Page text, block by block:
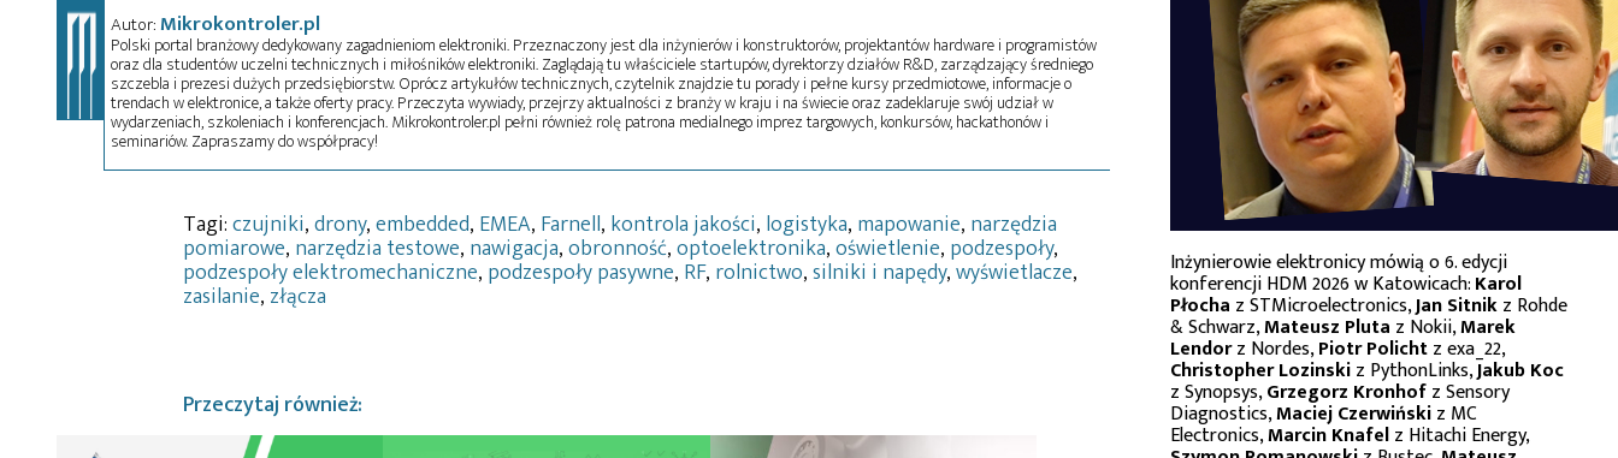
Autor:Mikrokontroler.pl
Polski portal branżowy dedykowany zagadnieniom elektroniki. Przeznaczony jest dla inżynierów i konstruktorów, projektantów hardware i programistów
oraz dla studentów uczelni technicznych i miłośników elektroniki. Zaglądają tu właściciele startupów, dyrektorzy działów R&D, zarządzający średniego
szczebla i prezesi dużych przedsiębiorstw. Oprócz artykułów technicznych, czytelnik znajdzie tu porady i pełne kursy przedmiotowe, informacje o
trendach w elektronice, a także oferty pracy. Przeczyta wywiady, przejrzy aktualności z branży w kraju i na świecie oraz zadeklaruje swój udział w
wydarzeniach, szkoleniach i konferencjach. Mikrokontroler.pl pełni również rolę patrona medialnego imprez targowych, konkursów, hackathonów i
seminariów. Zapraszamy do współpracy!
Tagi:czujniki,drony,embedded, EMEA, Farnell, kontrola jakości, logistyka, mapowanie, narzędzia
pomiarowe, narzędzia testowe, nawigacja,obronność,optoelektronika,oświetlenie, podzespoły,
podzespoły elektromechaniczne, podzespoły pasywne, RF, rolnictwo,silniki i napędy,wyświetlacze,
zasilanie, złącza
Przeczytaj również:
Inżynierowie elektronicy mówią o 6. edycji
konferencji HDM 2026 w Katowicach:Karol
Płocha z STMicroelectronics,Jan Sitnikz Rohde
& Schwarz,Mateusz Pluta z Nokii,Marek
Lendorz Nordes,Piotr Polichtz exa_22,
Christopher Lozinskiz PythonLinks,Jakub Koc
z Synopsys,Grzegorz Kronhofz Sensory
Diagnostics,Maciej Czerwińskiz MC
Electronics,Marcin Knafelz Hitachi Energy,